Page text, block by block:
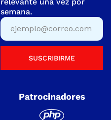
semana.
SUSCRIBIRME
Patrocinadores